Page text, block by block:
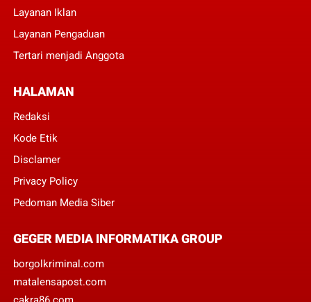
Layanan Iklan
Layanan Pengaduan
Tertari menjadi Anggota
HALAMAN
Redaksi
Kode Etik
Disclamer
Privacy Policy
Pedoman Media Siber
GEGER MEDIA INFORMATIKA GROUP
borgolkriminal.com
matalensapost.com